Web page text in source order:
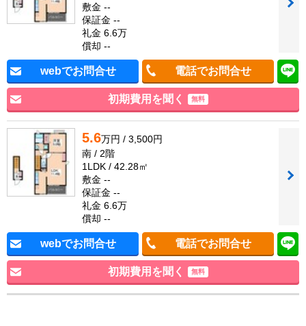
敷金 --
保証金 --
礼金 6.6万
償却 --
webでお問合せ 電話でお問合せ
初期費用を聞く 無料
5.6万円 / 3,500円
南 / 2階
1LDK / 42.28㎡
敷金 --
保証金 --
礼金 6.6万
償却 --
webでお問合せ 電話でお問合せ
初期費用を聞く 無料